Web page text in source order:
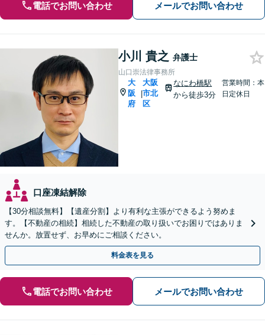
電話でお問い合わせ メールでお問い合わせ
小川 貴之 弁護士
山口崇法律事務所
大
阪
府
|
大阪
市北
区
なにわ橋駅
から徒歩3分
営業時間：本
日定休日
口座凍結解除
【30分相談無料】【遺産分割】より有利な主張ができるよう努めま
す。【不動産の相続】相続した不動産の取り扱いでお困りではありま
せんか。放置せず、お早めにご相談ください。
料金表を見る
電話でお問い合わせ メールでお問い合わせ